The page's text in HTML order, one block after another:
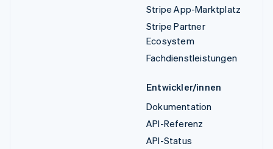
Stripe App-Marktplatz
Stripe Partner
Ecosystem
Fachdienstleistungen
Entwickler/innen
Dokumentation
API-Referenz
API-Status